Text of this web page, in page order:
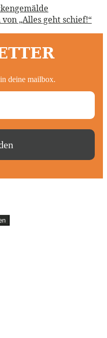
„Alles geht schief!“
deine mailbox.